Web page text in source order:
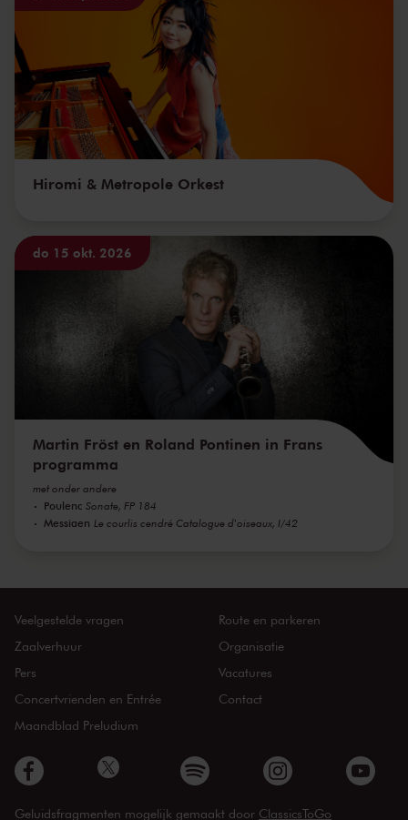
Hiromi & Metropole Orkest
do 15 okt. 2026
Martin Fröst en Roland Pontinen in Frans
programma
met onder andere
Poulenc Sonate, FP 184
Messiaen Le courlis cendré Catalogue d'oiseaux, I/42
Veelgestelde vragen
Zaalverhuur
Pers
Concertvrienden en Entrée
Maandblad Preludium
Route en parkeren
Organisatie
Vacatures
Contact
Geluidsfragmenten mogelijk gemaakt door ClassicsToGo